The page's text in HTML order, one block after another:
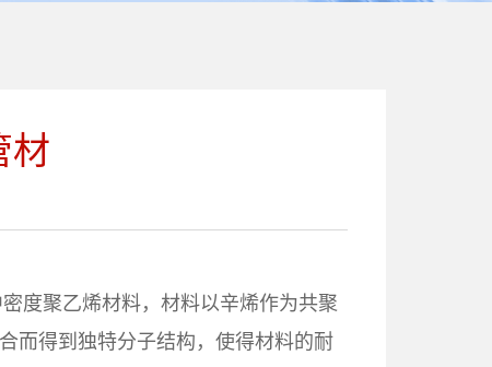
材
度聚乙烯材料，材料以辛烯作为共聚
而得到独特分子结构，使得材料的耐